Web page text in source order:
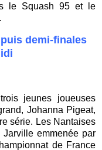
le Squash 95 et le
demi-finales
jeunes joueuses
Johanna Pigeat,
série. Les Nantaises
emmenée par
de France